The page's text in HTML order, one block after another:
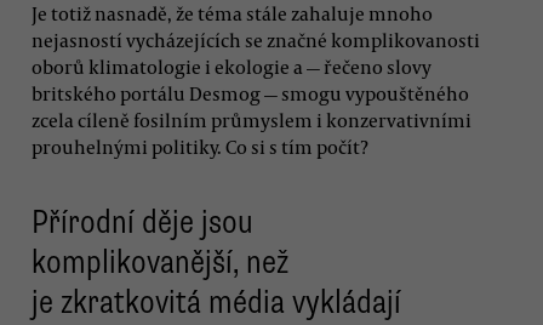
Je totiž nasnadě, že téma stále zahaluje mnoho
nejasností vycházejících se značné komplikovanosti
oborů klimatologie i ekologie a — řečeno slovy
britského portálu Desmog — smogu vypouštěného
zcela cíleně fosilním průmyslem i konzervativními
prouhelnými politiky. Co si s tím počít?
Přírodní děje jsou
komplikovanější, než
je zkratkovitá média vykládají